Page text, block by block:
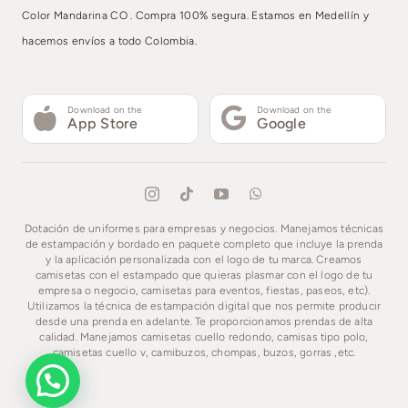
Color Mandarina CO . Compra 100% segura. Estamos en Medellín y
hacemos envíos a todo Colombia.
Download on the
App Store
Download on the
Google
Dotación de uniformes para empresas y negocios. Manejamos técnicas
de estampación y bordado en paquete completo que incluye la prenda
y la aplicación personalizada con el logo de tu marca. Creamos
camisetas con el estampado que quieras plasmar con el logo de tu
empresa o negocio, camisetas para eventos, fiestas, paseos, etc).
Utilizamos la técnica de estampación digital que nos permite producir
desde una prenda en adelante. Te proporcionamos prendas de alta
calidad. Manejamos camisetas cuello redondo, camisas tipo polo,
camisetas cuello v, camibuzos, chompas, buzos, gorras ,etc.